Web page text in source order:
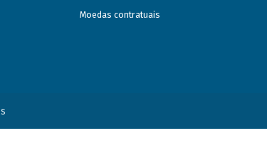
Moedas contratuais